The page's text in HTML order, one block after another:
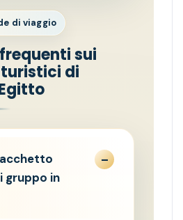
di viaggio
sui
di
gruppo in